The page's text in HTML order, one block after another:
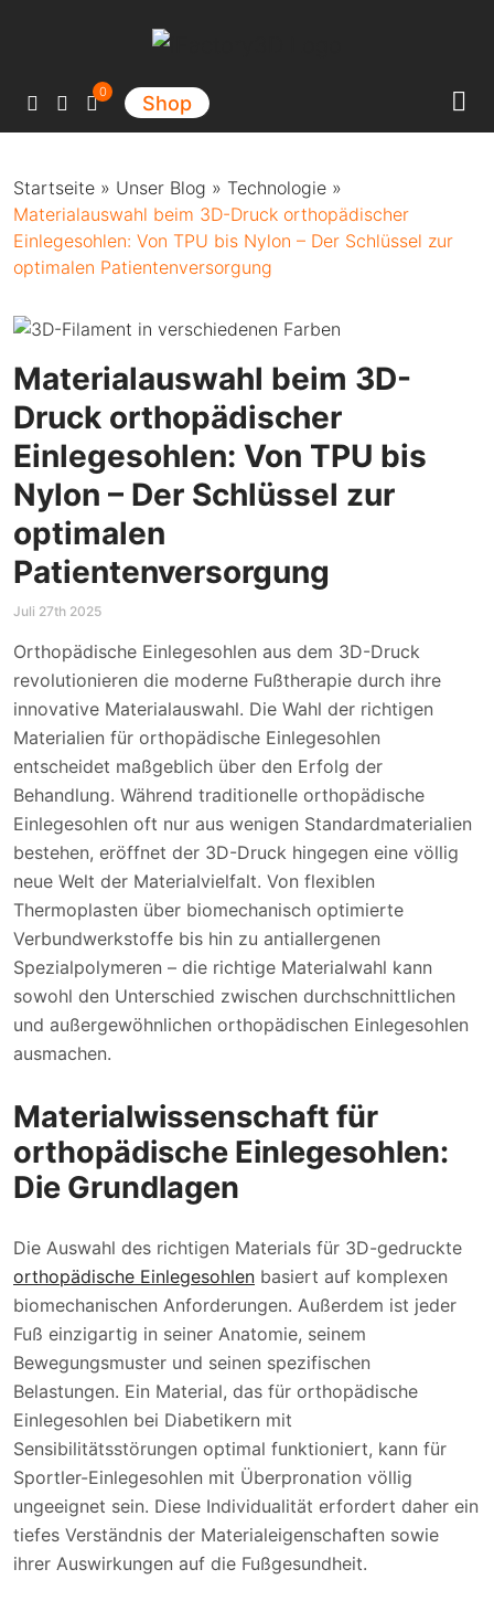
Hauptnavigation
Shop
0
Startseite » Unser Blog » Technologie »
Materialauswahl beim 3D-Druck orthopädischer
Einlegesohlen: Von TPU bis Nylon – Der Schlüssel zur
optimalen Patientenversorgung
Materialauswahl beim 3D-
Druck orthopädischer
Einlegesohlen: Von TPU bis
Nylon – Der Schlüssel zur
optimalen
Patientenversorgung
Juli 27th 2025
Orthopädische Einlegesohlen aus dem 3D-Druck
revolutionieren die moderne Fußtherapie durch ihre
innovative Materialauswahl. Die Wahl der richtigen
Materialien für orthopädische Einlegesohlen
entscheidet maßgeblich über den Erfolg der
Behandlung. Während traditionelle orthopädische
Einlegesohlen oft nur aus wenigen Standardmaterialien
bestehen, eröffnet der 3D-Druck hingegen eine völlig
neue Welt der Materialvielfalt. Von flexiblen
Thermoplasten über biomechanisch optimierte
Verbundwerkstoffe bis hin zu antiallergenen
Spezialpolymeren – die richtige Materialwahl kann
sowohl den Unterschied zwischen durchschnittlichen
und außergewöhnlichen orthopädischen Einlegesohlen
ausmachen.
Materialwissenschaft für
orthopädische Einlegesohlen:
Die Grundlagen
Die Auswahl des richtigen Materials für 3D-gedruckte
orthopädische Einlegesohlen basiert auf komplexen
biomechanischen Anforderungen. Außerdem ist jeder
Fuß einzigartig in seiner Anatomie, seinem
Bewegungsmuster und seinen spezifischen
Belastungen. Ein Material, das für orthopädische
Einlegesohlen bei Diabetikern mit
Sensibilitätsstörungen optimal funktioniert, kann für
Sportler-Einlegesohlen mit Überpronation völlig
ungeeignet sein. Diese Individualität erfordert daher ein
tiefes Verständnis der Materialeigenschaften sowie
ihrer Auswirkungen auf die Fußgesundheit.